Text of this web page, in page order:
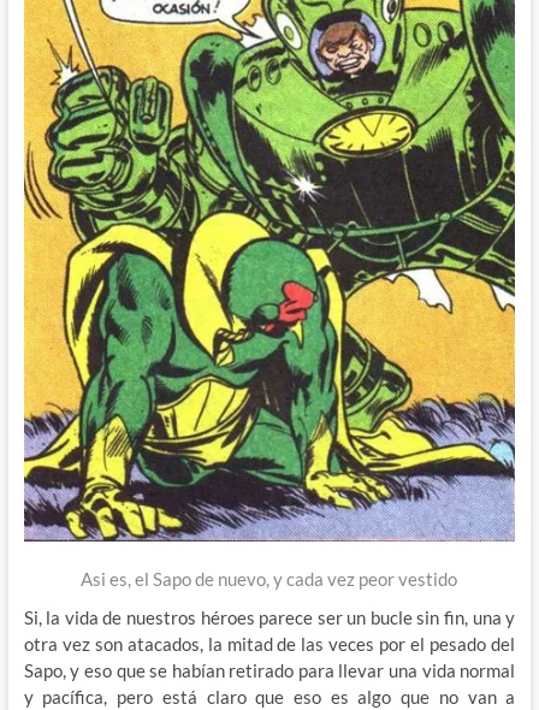
Asi es, el Sapo de nuevo, y cada vez peor vestido
Si, la vida de nuestros héroes parece ser un bucle sin fin, una y
otra vez son atacados, la mitad de las veces por el pesado del
Sapo, y eso que se habían retirado para llevar una vida normal
y pacífica, pero está claro que eso es algo que no van a